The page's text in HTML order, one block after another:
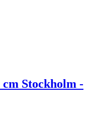
cm Stockholm -